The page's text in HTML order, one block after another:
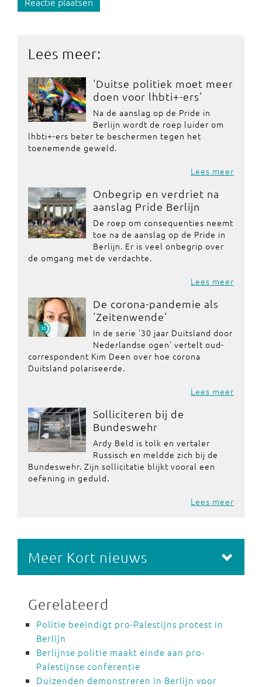
Lees meer:
'Duitse politiek moet meer
doen voor lhbti+-ers'
Na de aanslag op de Pride in
Berlijn wordt de roep luider om
lhbti+-ers beter te beschermen tegen het
toenemende geweld.
Lees meer
Onbegrip en verdriet na
aanslag Pride Berlijn
De roep om consequenties neemt
toe na de aanslag op de Pride in
Berlijn. Er is veel onbegrip over
de omgang met de verdachte.
Lees meer
De corona-pandemie als
'Zeitenwende'
In de serie '30 jaar Duitsland door
Nederlandse ogen' vertelt oud-
correspondent Kim Deen over hoe corona
Duitsland polariseerde.
Lees meer
Solliciteren bij de
Bundeswehr
Ardy Beld is tolk en vertaler
Russisch en meldde zich bij de
Bundeswehr. Zijn sollicitatie blijkt vooral een
oefening in geduld.
Lees meer
Meer Kort nieuws
Gerelateerd
Politie beëindigt pro-Palestijns protest in
Berlijn
Berlijnse politie maakt einde aan pro-
Palestijnse conferentie
Duizenden demonstreren in Berlijn voor